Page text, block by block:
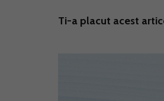
Ti-a placut acest